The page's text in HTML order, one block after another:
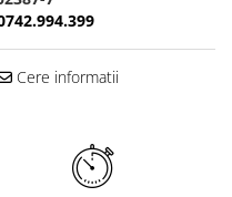
Cere informatii